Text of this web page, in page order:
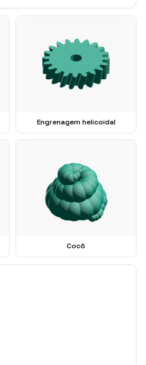
Engrenagem helicoidal
Cocô